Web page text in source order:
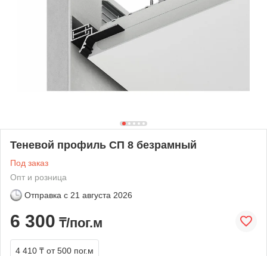
Теневой профиль СП 8 безрамный
Под заказ
Опт и розница
Отправка с 21 августа 2026
6 300 ₸/пог.м
4 410 ₸ от 500 пог.м